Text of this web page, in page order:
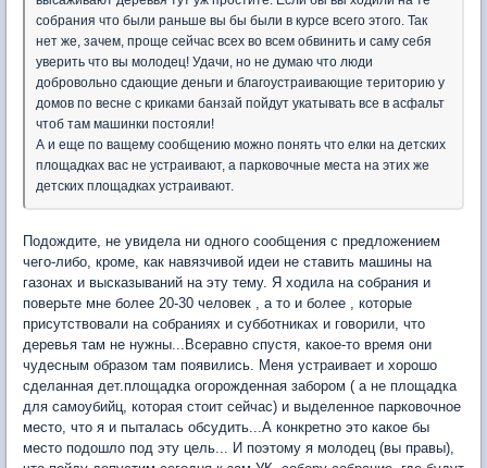
собрания что были раньше вы бы были в курсе всего этого. Так
нет же, зачем, проще сейчас всех во всем обвинить и саму себя
уверить что вы молодец! Удачи, но не думаю что люди
добровольно сдающие деньги и благоустраивающие територию у
домов по весне с криками банзай пойдут укатывать все в асфальт
чтоб там машинки постояли!
А и еще по ващему сообщению можно понять что елки на детских
площадках вас не устраивают, а парковочные места на этих же
детских площадках устраивают.
Подождите, не увидела ни одного сообщения с предложением
чего-либо, кроме, как навязчивой идеи не ставить машины на
газонах и высказываний на эту тему. Я ходила на собрания и
поверьте мне более 20-30 человек , а то и более , которые
присутствовали на собраниях и субботниках и говорили, что
деревья там не нужны...Всеравно спустя, какое-то время они
чудесным образом там появились. Меня устраивает и хорошо
сделанная дет.площадка огорожденная забором ( а не площадка
для самоубийц, которая стоит сейчас) и выделенное парковочное
место, что я и пыталась обсудить...А конкретно это какое бы
место подошло под эту цель... И поэтому я молодец (вы правы),